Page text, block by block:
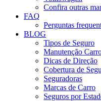
Confira outras
FAQ
Perguntas
BLOG
Tipos de Seguro
Manutenção
Dicas de Direção
Cobertura de
Seguradoras
Marcas de Carro
Seguros por